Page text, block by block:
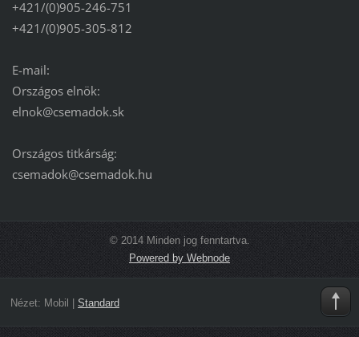
+421/(0)905-246-751
+421/(0)905-305-812
E-mail:
Országos elnök:
elnok@csemadok.sk
Országos titkárság:
csemadok@csemadok.hu
© 2014 Minden jog fenntartva.
Powered by Webnode
Nézet: Mobil | Standard